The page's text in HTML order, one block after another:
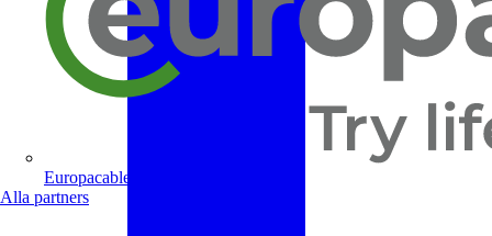
Europacable
Alla partners